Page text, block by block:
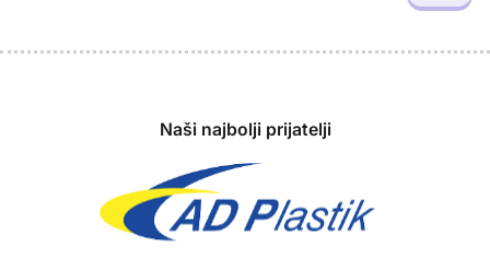
Naši najbolji prijatelji